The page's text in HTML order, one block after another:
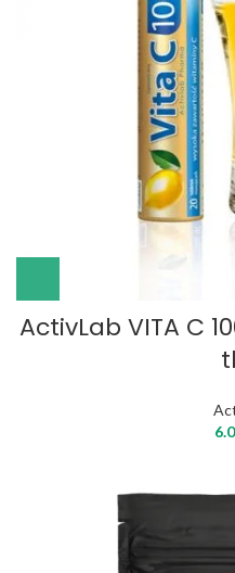
ActivLab VITA C